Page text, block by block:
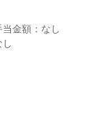
金額：なし